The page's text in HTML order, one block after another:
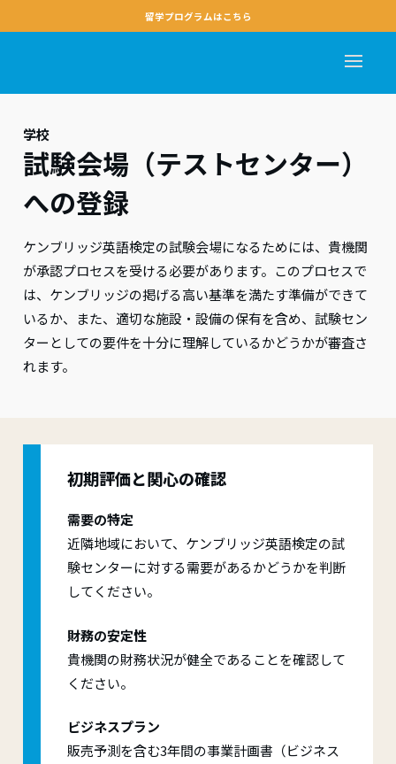
留学プログラムはこちら
学校
試験会場（テストセンター）
への登録
ケンブリッジ英語検定の試験会場になるためには、貴機関
が承認プロセスを受ける必要があります。このプロセスで
は、ケンブリッジの掲げる高い基準を満たす準備ができて
いるか、また、適切な施設・設備の保有を含め、試験セン
ターとしての要件を十分に理解しているかどうかが審査さ
れます。
初期評価と関心の確認
需要の特定
近隣地域において、ケンブリッジ英語検定の試
験センターに対する需要があるかどうかを判断
してください。
財務の安定性
貴機関の財務状況が健全であることを確認して
ください。
ビジネスプラン
販売予測を含む3年間の事業計画書（ビジネス